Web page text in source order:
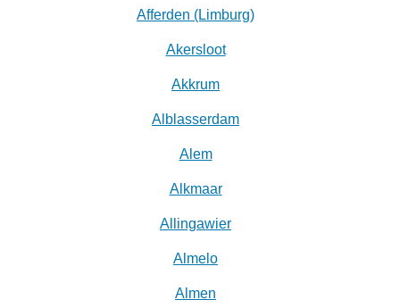
Afferden (Limburg)
Akersloot
Akkrum
Alblasserdam
Alem
Alkmaar
Allingawier
Almelo
Almen